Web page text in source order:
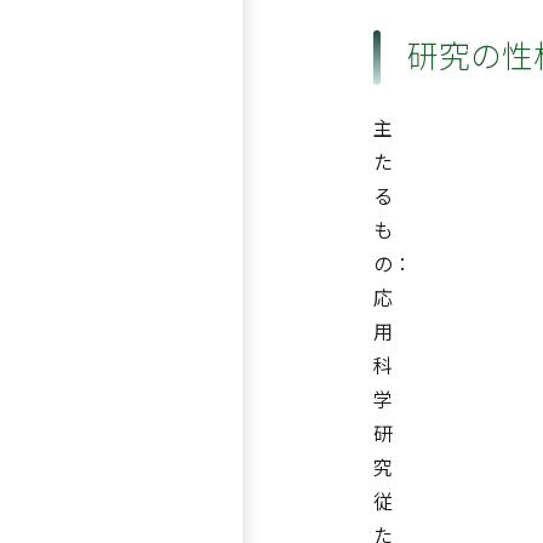
研究の性
主
た
る
も
の：
応
用
科
学
研
究
従
た